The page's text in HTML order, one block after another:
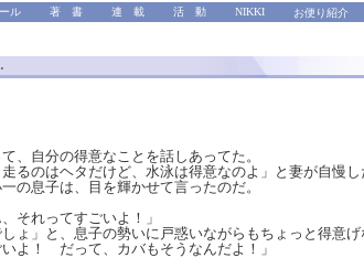
ル 著 書 連 載 活 動 NIKKI お便り紹介
、自分の得意なことを話しあってた。
走るのはヘタだけど、水泳は得意なのよ」と妻が自慢し
の息子は、目を輝かせて言ったのだ。
それってすごいよ！」
ょ」と、息子の勢いに戸惑いながらもちょっと得意げ
よ！ だって、カバもそうなんだよ！」